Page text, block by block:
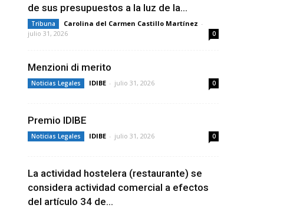
de sus presupuestos a la luz de la...
Tribuna Carolina del Carmen Castillo Martínez -
julio 31, 2026
0
Menzioni di merito
Noticias Legales IDIBE - julio 31, 2026 0
Premio IDIBE
Noticias Legales IDIBE - julio 31, 2026 0
La actividad hostelera (restaurante) se
considera actividad comercial a efectos
del artículo 34 de...